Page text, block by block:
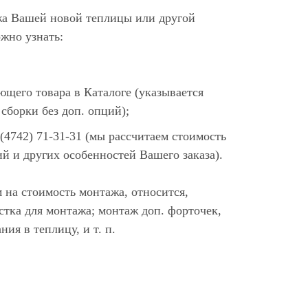
Вашей новой теплицы или другой
узнать:
товара в Каталоге (указывается
без доп. опций);
71-31-31 (мы рассчитаем стоимость
и других особенностей Вашего заказа).
стоимость монтажа, относится,
для монтажа; монтаж доп. форточек,
в теплицу, и т. п.